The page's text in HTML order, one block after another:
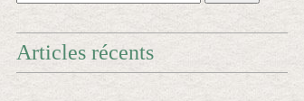
Articles récents